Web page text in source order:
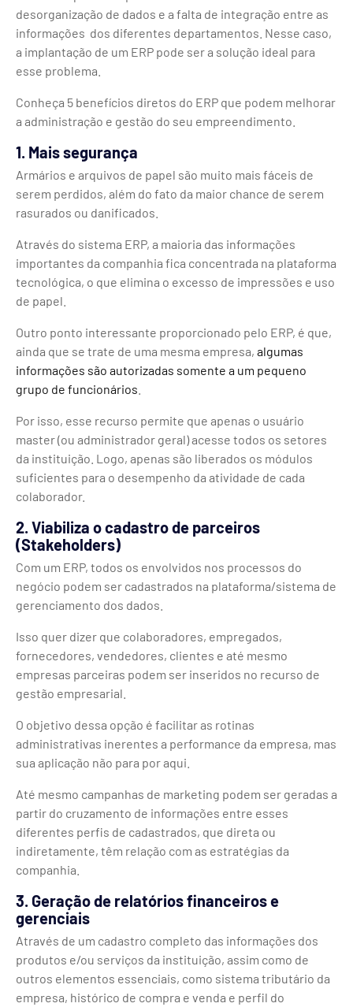
desorganização de dados e a falta de integração entre as
informações dos diferentes departamentos. Nesse caso,
a implantação de um ERP pode ser a solução ideal para
esse problema.
Conheça 5 benefícios diretos do ERP que podem melhorar
a administração e gestão do seu empreendimento.
1. Mais segurança
Armários e arquivos de papel são muito mais fáceis de
serem perdidos, além do fato da maior chance de serem
rasurados ou danificados.
Através do sistema ERP, a maioria das informações
importantes da companhia fica concentrada na plataforma
tecnológica, o que elimina o excesso de impressões e uso
de papel.
Outro ponto interessante proporcionado pelo ERP, é que,
ainda que se trate de uma mesma empresa, algumas
informações são autorizadas somente a um pequeno
grupo de funcionários
Por isso, esse recurso permite que apenas o usuário
master (ou administrador geral) acesse todos os setores
da instituição. Logo, apenas são liberados os módulos
suficientes para o desempenho da atividade de cada
colaborador.
2. Viabiliza o cadastro de parceiros
(Stakeholders)
Com um ERP, todos os envolvidos nos processos do
negócio podem ser cadastrados na plataforma/sistema de
gerenciamento dos dados.
Isso quer dizer que colaboradores, empregados,
fornecedores, vendedores, clientes e até mesmo
empresas parceiras podem ser inseridos no recurso de
gestão empresarial.
O objetivo dessa opção é facilitar as rotinas
administrativas inerentes a performance da empresa, mas
sua aplicação não para por aqui.
Até mesmo campanhas de marketing podem ser geradas a
partir do cruzamento de informações entre esses
diferentes perfis de cadastrados, que direta ou
indiretamente, têm relação com as estratégias da
companhia.
3. Geração de relatórios financeiros e
gerenciais
Através de um cadastro completo das informações dos
produtos e/ou serviços da instituição, assim como de
outros elementos essenciais, como sistema tributário da
empresa, histórico de compra e venda e perfil do